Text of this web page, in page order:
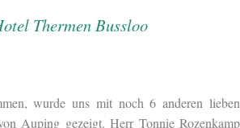
wurde uns mit noch 6 anderen lieben
Auping gezeigt. Herr Tonnie Rozenkamp